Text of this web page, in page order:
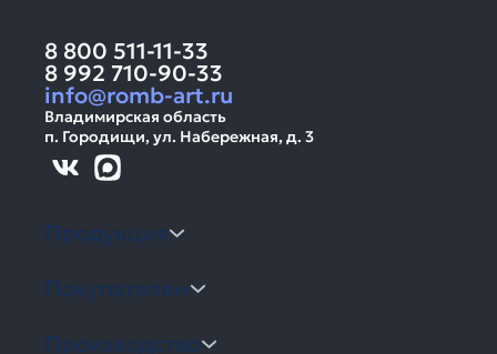
8 800 511-11-33
8 992 710-90-33
info@romb-art.ru
Владимирская область
п. Городищи, ул. Набережная, д. 3
Продукция
Покупателям
Производство